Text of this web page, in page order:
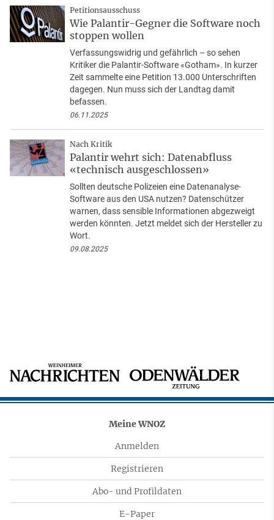
Petitionsausschuss
Wie Palantir-Gegner die Software noch
stoppen wollen
Verfassungswidrig und gefährlich – so sehen
Kritiker die Palantir-Software «Gotham». In kurzer
Zeit sammelte eine Petition 13.000 Unterschriften
dagegen. Nun muss sich der Landtag damit
befassen.
06.11.2025
Nach Kritik
Palantir wehrt sich: Datenabfluss
«technisch ausgeschlossen»
Sollten deutsche Polizeien eine Datenanalyse-
Software aus den USA nutzen? Datenschützer
warnen, dass sensible Informationen abgezweigt
werden könnten. Jetzt meldet sich der Hersteller zu
Wort.
09.08.2025
Meine WNOZ
Anmelden
Registrieren
Abo- und Profildaten
E-Paper